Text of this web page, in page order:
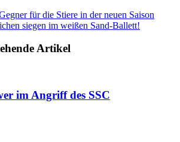
für die Stiere in der neuen Saison
siegen im weißen Sand-Ballett!
Artikel
im Angriff des SSC